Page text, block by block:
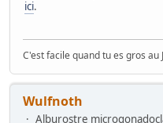
ici.
C'est facile quand tu es gros au
Wulfnoth
Alburostre